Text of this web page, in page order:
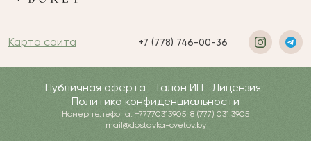
Карта сайта +7 (778) 746-00-36
Публичная оферта Талон ИП
Лицензия
Политика конфиденциальности
Номер телефона: +77770313905, 8 (777) 031 3905
mail@dostavka-cvetov.by